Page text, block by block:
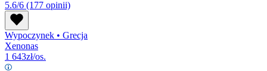
5.6/6 (177 opinii)
Wypoczynek • Grecja
Xenonas
1 643zł/os.